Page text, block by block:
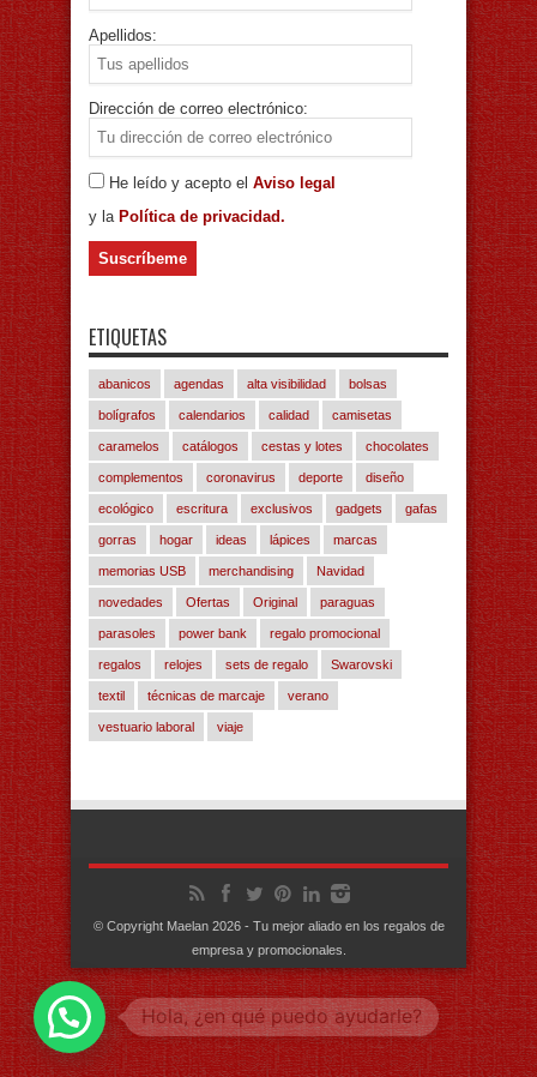
Apellidos:
Dirección de correo electrónico:
He leído y acepto el Aviso legal
y la Política de privacidad.
ETIQUETAS
abanicos agendas alta visibilidad bolsas
bolígrafos calendarios calidad camisetas
caramelos catálogos cestas y lotes chocolates
complementos coronavirus deporte diseño
ecológico escritura exclusivos gadgets gafas
gorras hogar ideas lápices marcas
memorias USB merchandising Navidad
novedades Ofertas Original paraguas
parasoles power bank regalo promocional
regalos relojes sets de regalo Swarovski
textil técnicas de marcaje verano
vestuario laboral viaje
© Copyright Maelan 2026 - Tu mejor aliado en los regalos de
empresa y promocionales.
1